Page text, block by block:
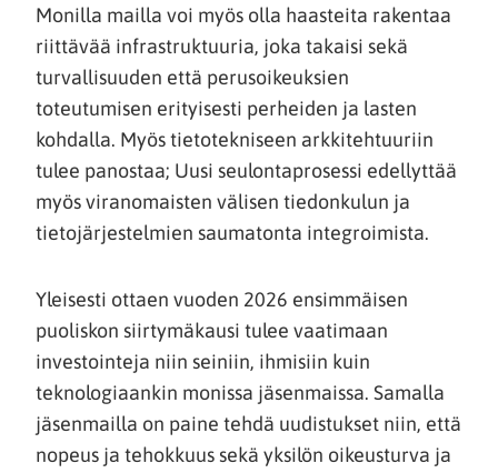
Monilla mailla voi myös olla haasteita rakentaa
riittävää infrastruktuuria, joka takaisi sekä
turvallisuuden että perusoikeuksien
toteutumisen erityisesti perheiden ja lasten
kohdalla. Myös tietotekniseen arkkitehtuuriin
tulee panostaa; Uusi seulontaprosessi edellyttää
myös viranomaisten välisen tiedonkulun ja
tietojärjestelmien saumatonta integroimista.
Yleisesti ottaen vuoden 2026 ensimmäisen
puoliskon siirtymäkausi tulee vaatimaan
investointeja niin seiniin, ihmisiin kuin
teknologiaankin monissa jäsenmaissa. Samalla
jäsenmailla on paine tehdä uudistukset niin, että
nopeus ja tehokkuus sekä yksilön oikeusturva ja